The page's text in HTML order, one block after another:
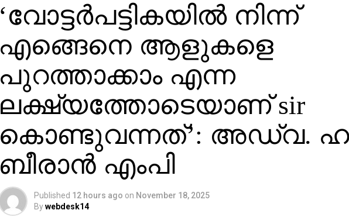
‘വോട്ടര്‍പട്ടികയില്‍ നിന്ന്
എങ്ങെനെ ആളുകളെ
പുറത്താക്കാം എന്ന
ലക്ഷ്യത്തോടെയാണ് sir
കൊണ്ടുവന്നത്’: അഡ്വ.
ബീരാൻ എംപി
Published 12 hours ago on November 18, 2025
Bywebdesk14